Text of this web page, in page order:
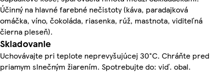
Účinný na hlavné farebné nečistoty (káva, paradajková
omáčka, víno, čokoláda, riasenka, rúž, mastnota, viditeľná
čierna pleseň).
Skladovanie
Uchovávajte pri teplote neprevyšujúcej 30°C. Chráňte pred
priamym slnečným žiarením. Spotrebujte do: viď. obal.